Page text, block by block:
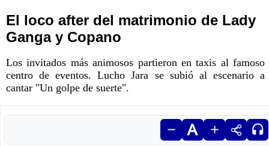
El loco after del matrimonio de Lady
Ganga y Copano
Los invitados más animosos partieron en taxis al famoso
centro de eventos. Lucho Jara se subió al escenario a
cantar "Un golpe de suerte".